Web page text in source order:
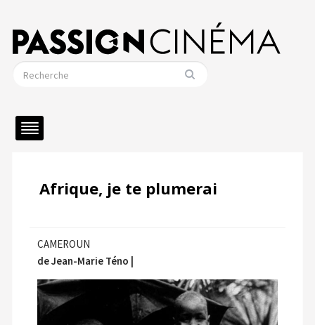
Afrique, je te plumerai
CAMEROUN
de Jean-Marie Téno |